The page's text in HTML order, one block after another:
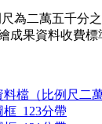
為二萬五千分
成果資料收費
檔（比例尺二
_123分帶